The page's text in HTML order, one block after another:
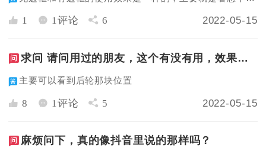
1 1评论 6 2022-05-15
求问 请问用过的朋友，这个有没有用，效果明显吗？
主要可以看到后轮那块位置
8 1评论 5 2022-05-15
麻烦问下，真的像抖音里说的那样吗？